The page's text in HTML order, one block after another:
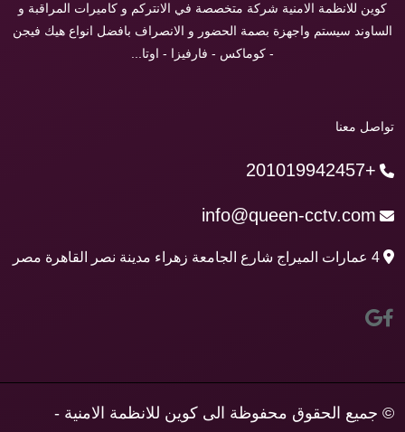
كوين للانظمة الامنية شركة متخصصة في الانتركم و كاميرات المراقبة و
الساوند سيستم واجهزة بصمة الحضور و الانصراف بافضل انواع هيك فيجن
- كوماكس - فارفيزا - اوتا...
تواصل معنا
+201019942457
info@queen-cctv.com
4 عمارات الميراج شارع الجامعة زهراء مدينة نصر القاهرة مصر
© جميع الحقوق محفوظة الى كوين للانظمة الامنية -